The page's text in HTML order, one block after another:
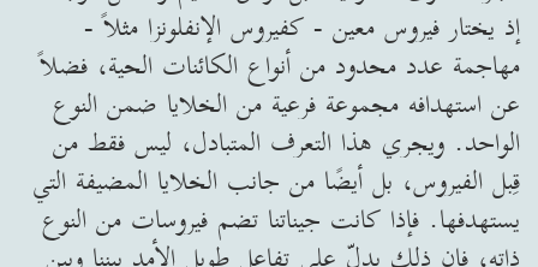
إذ يختار فيروس معين - كفيروس الإنفلونزا مثلاً -
مهاجمة عدد محدود من أنواع الكائنات الحية، فضلاً
عن استهدافه مجموعة فرعية من الخلايا ضمن النوع
الواحد. ويجري هذا التعرف المتبادل، ليس فقط من
قِبل الفيروس، بل أيضًا من جانب الخلايا المضيفة التي
يستهدفها. فإذا كانت جيناتنا تضم فيروسات من النوع